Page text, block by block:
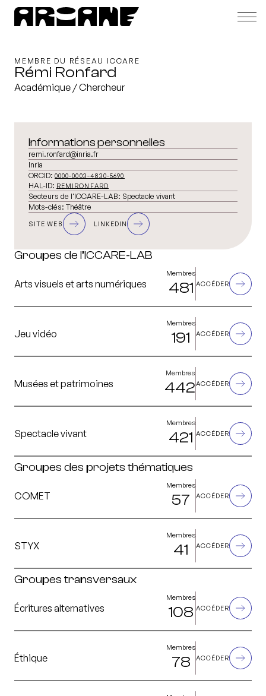
MEMBRE DU RÉSEAU ICCARE
Rémi Ronfard
Académique / Chercheur
Informations personnelles
remi.ronfard@inria.fr
Inria
ORCID: 0000-0003-4830-5690
HAL-ID: REMIRONFARD
Secteurs de l'ICCARE-LAB: Spectacle vivant
Mots-clés: Théâtre
SITE WEB LINKEDIN
Groupes de l’ICCARE-LAB
Arts visuels et arts numériques
Membres
481 ACCÉDER
Jeu vidéo
Membres
191 ACCÉDER
Musées et patrimoines
Membres
442ACCÉDER
Spectacle vivant
Membres
421 ACCÉDER
Groupes des projets thématiques
COMET
Membres
57 ACCÉDER
STYX
Membres
41 ACCÉDER
Groupes transversaux
Écritures alternatives
Membres
108 ACCÉDER
Éthique
Membres
78 ACCÉDER